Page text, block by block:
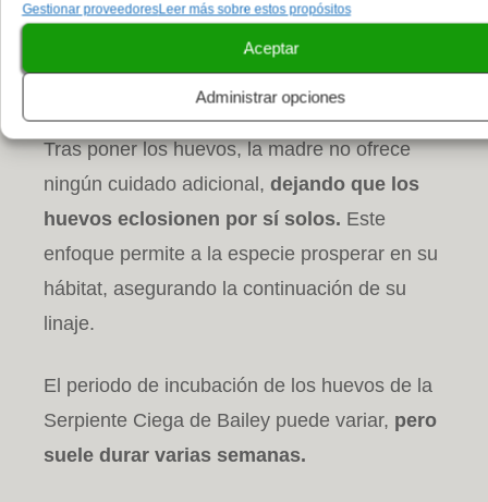
Gestionar proveedoresLeer más sobre estos propósitos
Aceptar
Administrar opciones
en lugares protegidos, como madrigueras
que les proporcionan un
entorno seguro para su desarrollo.
Tras poner los huevos, la madre no ofrece
ningún cuidado adicional, dejando que los
huevos eclosionen por sí solos. Este
enfoque permite a la especie prosperar en su
hábitat, asegurando la continuación de su
linaje.
El periodo de incubación de los huevos de la
Serpiente Ciega de Bailey puede variar, pero
suele durar varias semanas.